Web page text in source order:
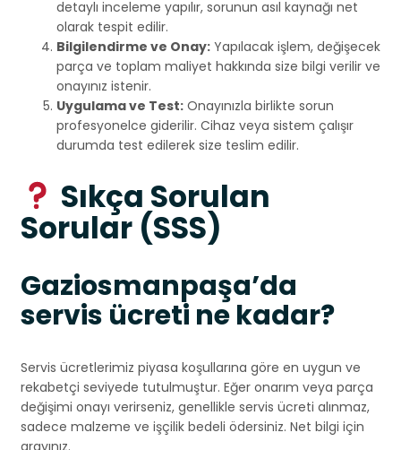
detaylı inceleme yapılır, sorunun asıl kaynağı net
olarak tespit edilir.
Bilgilendirme ve Onay: Yapılacak işlem, değişecek
parça ve toplam maliyet hakkında size bilgi verilir ve
onayınız istenir.
Uygulama ve Test: Onayınızla birlikte sorun
profesyonelce giderilir. Cihaz veya sistem çalışır
durumda test edilerek size teslim edilir.
Sıkça Sorulan
Sorular (SSS)
Gaziosmanpaşa’da
servis ücreti ne kadar?
Servis ücretlerimiz piyasa koşullarına göre en uygun ve
rekabetçi seviyede tutulmuştur. Eğer onarım veya parça
değişimi onayı verirseniz, genellikle servis ücreti alınmaz,
sadece malzeme ve işçilik bedeli ödersiniz. Net bilgi için